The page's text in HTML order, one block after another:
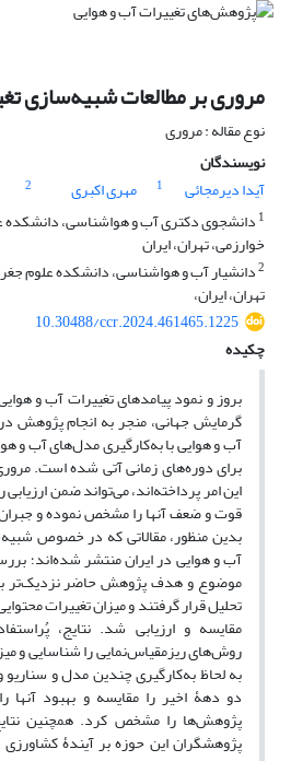
مروری بر مطالعات شبیه‌سازی
نوع مقاله : مروری
نویسندگان
آیدا دیرمجائی
1 مهری اکبری
2
1 دانشجوی دکتری آب و هواشناسی، دانشکده
خوارزمی، تهران، ایران
2دانشیار آب و هواشناسی، دانشکده علوم
تهران، ایران،
10.30488/ccr.2024.461465.1225
چکیده
بروز و نمود پیامدهای تغییرات آب و
گرمایش جهانی، منجر به انجام پژوهش
برای دوره‌های زمانی آتی شده است.
این امر پرداخته‌اند، می‌تواند ضمن
قوت و ضعف آنها را مشخص نموده و
بدین منظور، مقالاتی که در خصوص
موضوع و هدف پژوهش حاضر نزدیک‌تر
تحلیل قرار گرفتند و میزان تغییرات
روش‌های ریزمقیاس‌نمایی را شناسایی و
به لحاظ به‌کارگیری چندین مدل و
دو دهۀ اخیر را مقایسه و بهبود
پژوهش‌ها را مشخص کرد. همچنین
پژوهشگران این حوزه بر آیندۀ کشاورزی